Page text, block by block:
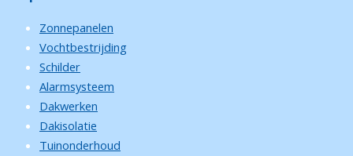
Zonnepanelen
Vochtbestrijding
Schilder
Alarmsysteem
Dakwerken
Dakisolatie
Tuinonderhoud